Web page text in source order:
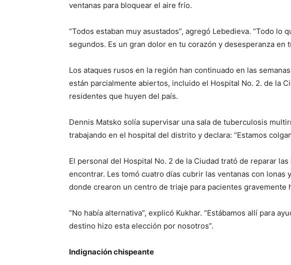
ventanas para bloquear el aire frío.
“Todos estaban muy asustados”, agregó Lebedieva. “Todo
segundos. Es un gran dolor en tu corazón y desesperanza en
Los ataques rusos en la región han continuado en las
están parcialmente abiertos, incluido el Hospital No. 2. de la
residentes que huyen del país.
Dennis Matsko solía supervisar una sala de tuberculosis
trabajando en el hospital del distrito y declara: “Estamos
El personal del Hospital No. 2 de la Ciudad trató de reparar
encontrar. Les tomó cuatro días cubrir las ventanas con lonas
donde crearon un centro de triaje para pacientes gravemente
“No había alternativa”, explicó Kukhar. “Estábamos allí para
destino hizo esta elección por nosotros”.
Indignación chispeante